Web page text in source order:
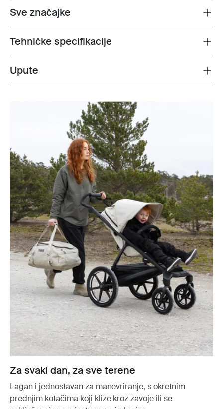
Toggle features
Sve značajke
Toggle techspec
Tehničke specifikacije
Toggle guides and instructions
Upute
Za svaki dan, za sve terene
Lagan i jednostavan za manevriranje, s okretnim
prednjim kotačima koji klize kroz zavoje ili se